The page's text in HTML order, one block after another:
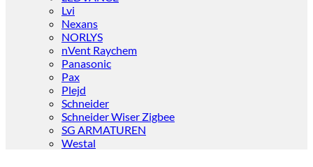
Lvi
Nexans
NORLYS
nVent Raychem
Panasonic
Pax
Plejd
Schneider
Schneider Wiser Zigbee
SG ARMATUREN
Westal